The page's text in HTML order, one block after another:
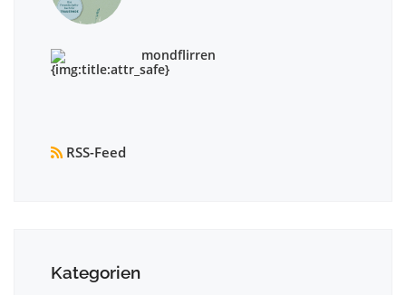
mondflirren
RSS-Feed
Kategorien